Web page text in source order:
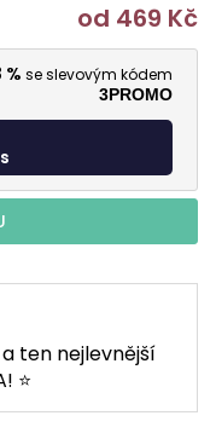
od 469 Kč
% se slevovým kódem
3PROMO
ten nejlevnější
⭐